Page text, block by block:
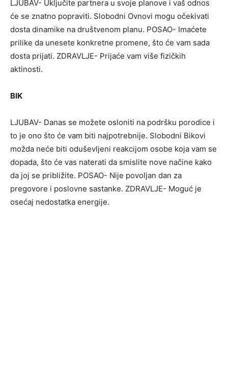
LJUBAV- Uključite partnera u svoje planove i vaš odnos
će se znatno popraviti. Slobodni Ovnovi mogu očekivati
dosta dinamike na društvenom planu. POSAO- Imaćete
prilike da unesete konkretne promene, što će vam sada
dosta prijati. ZDRAVLJE- Prijaće vam više fizičkih
aktinosti.
BIK
LJUBAV- Danas se možete osloniti na podršku porodice i
to je ono što će vam biti najpotrebnije. Slobodni Bikovi
možda neće biti oduševljeni reakcijom osobe koja vam se
dopada, što će vas naterati da smislite nove načine kako
da joj se približite. POSAO- Nije povoljan dan za
pregovore i poslovne sastanke. ZDRAVLJE- Moguć je
osećaj nedostatka energije.